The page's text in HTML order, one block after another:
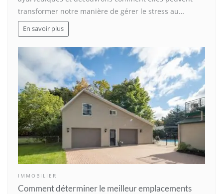
transformer notre manière de gérer le stress au…
En savoir plus
IMMOBILIER
Comment déterminer le meilleur emplacements